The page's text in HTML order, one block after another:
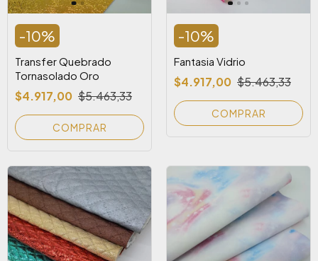
-10%
Transfer Quebrado
Tornasolado Oro
$4.917,00 $5.463,33
-10%
Fantasia Vidrio
$4.917,00 $5.463,33
COMPRAR